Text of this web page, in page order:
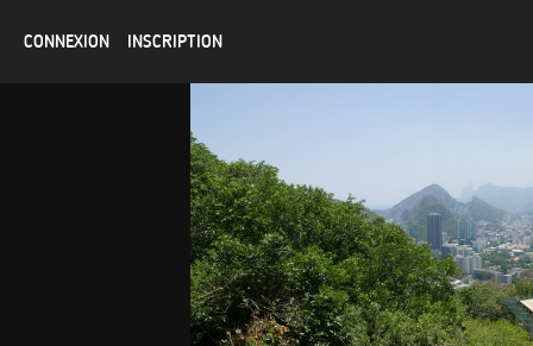
CONNEXION INSCRIPTION